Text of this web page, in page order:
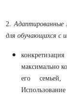
2.Адаптированные
для обучающихся с
максимально
его